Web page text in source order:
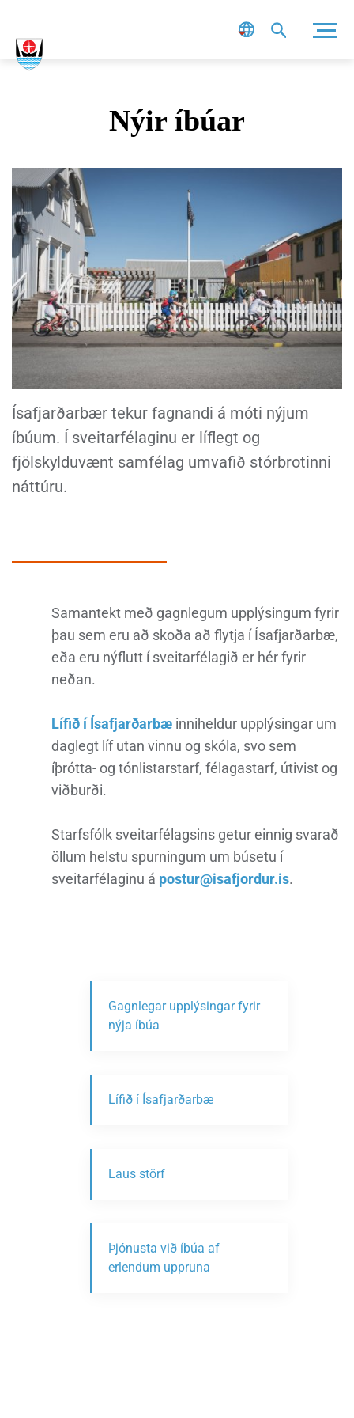
Nýir íbúar
Ísafjarðarbær tekur fagnandi á móti nýjum
íbúum. Í sveitarfélaginu er líflegt og
fjölskylduvænt samfélag umvafið stórbrotinni
náttúru.
Samantekt með gagnlegum upplýsingum fyrir
þau sem eru að skoða að flytja í Ísafjarðarbæ,
eða eru nýflutt í sveitarfélagið er hér fyrir
neðan.
Lífið í Ísafjarðarbæ inniheldur upplýsingar um
daglegt líf utan vinnu og skóla, svo sem
íþrótta- og tónlistarstarf, félagastarf, útivist og
viðburði.
Starfsfólk sveitarfélagsins getur einnig svarað
öllum helstu spurningum um búsetu í
sveitarfélaginu á postur@isafjordur.is.
Gagnlegar upplýsingar fyrir
nýja íbúa
Lífið í Ísafjarðarbæ
Laus störf
Þjónusta við íbúa af
erlendum uppruna